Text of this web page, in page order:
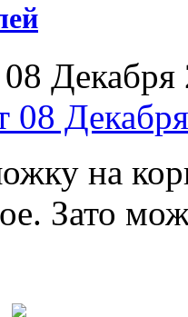
08
08
на
Зато